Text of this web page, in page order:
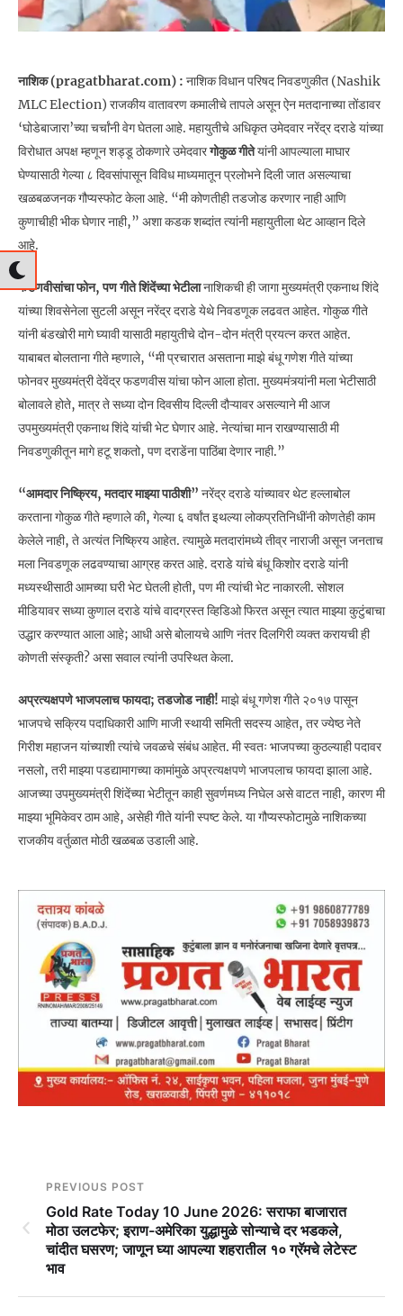
नाशिक (pragatbharat.com) : नाशिक विधान परिषद निवडणुकीत (Nashik
MLC Election) राजकीय वातावरण कमालीचे तापले असून ऐन मतदानाच्या तोंडावर
‘घोडेबाजारा’च्या चर्चांनी वेग घेतला आहे. महायुतीचे अधिकृत उमेदवार नरेंद्र दराडे यांच्या
विरोधात अपक्ष म्हणून शड्डू ठोकणारे उमेदवारगोकुळ गीतेयांनी आपल्याला माघार
घेण्यासाठी गेल्या ८ दिवसांपासून विविध माध्यमातून प्रलोभने दिली जात असल्याचा
खळबळजनक गौप्यस्फोट केला आहे. “मी कोणतीही तडजोड करणार नाही आणि
कुणाचीही भीक घेणार नाही,” अशा कडक शब्दांत त्यांनी महायुतीला थेट आव्हान दिले
आहे.
फडणवीसांचा फोन, पण गीते शिंदेंच्या भेटीलानाशिकची ही जागा मुख्यमंत्री एकनाथ शिंदे
यांच्या शिवसेनेला सुटली असून नरेंद्र दराडे येथे निवडणूक लढवत आहेत. गोकुळ गीते
यांनी बंडखोरी मागे घ्यावी यासाठी महायुतीचे दोन-दोन मंत्री प्रयत्न करत आहेत.
याबाबत बोलताना गीते म्हणाले, “मी प्रचारात असताना माझे बंधू गणेश गीते यांच्या
फोनवर मुख्यमंत्री देवेंद्र फडणवीस यांचा फोन आला होता. मुख्यमंत्र्यांनी मला भेटीसाठी
बोलावले होते, मात्र ते सध्या दोन दिवसीय दिल्ली दौऱ्यावर असल्याने मी आज
उपमुख्यमंत्री एकनाथ शिंदे यांची भेट घेणार आहे. नेत्यांचा मान राखण्यासाठी मी
निवडणुकीतून मागे हटू शकतो, पण दराडेंना पाठिंबा देणार नाही.”
“आमदार निष्क्रिय, मतदार माझ्या पाठीशी” नरेंद्र दराडे यांच्यावर थेट हल्लाबोल
करताना गोकुळ गीते म्हणाले की, गेल्या ६ वर्षांत इथल्या लोकप्रतिनिधींनी कोणतेही काम
केलेले नाही, ते अत्यंत निष्क्रिय आहेत. त्यामुळे मतदारांमध्ये तीव्र नाराजी असून जनताच
मला निवडणूक लढवण्याचा आग्रह करत आहे. दराडे यांचे बंधू किशोर दराडे यांनी
मध्यस्थीसाठी आमच्या घरी भेट घेतली होती, पण मी त्यांची भेट नाकारली. सोशल
मीडियावर सध्या कुणाल दराडे यांचे वादग्रस्त व्हिडिओ फिरत असून त्यात माझ्या कुटुंबाचा
उद्धार करण्यात आला आहे; आधी असे बोलायचे आणि नंतर दिलगिरी व्यक्त करायची ही
कोणती संस्कृती? असा सवाल त्यांनी उपस्थित केला.
अप्रत्यक्षपणे भाजपलाच फायदा; तडजोड नाही! माझे बंधू गणेश गीते २०१७ पासून
भाजपचे सक्रिय पदाधिकारी आणि माजी स्थायी समिती सदस्य आहेत, तर ज्येष्ठ नेते
गिरीश महाजन यांच्याशी त्यांचे जवळचे संबंध आहेत. मी स्वतः भाजपच्या कुठल्याही पदावर
नसलो, तरी माझ्या पडद्यामागच्या कामांमुळे अप्रत्यक्षपणे भाजपलाच फायदा झाला आहे.
आजच्या उपमुख्यमंत्री शिंदेंच्या भेटीतून काही सुवर्णमध्य निघेल असे वाटत नाही, कारण मी
माझ्या भूमिकेवर ठाम आहे, असेही गीते यांनी स्पष्ट केले. या गौप्यस्फोटामुळे नाशिकच्या
राजकीय वर्तुळात मोठी खळबळ उडाली आहे.
PREVIOUS POST
Gold Rate Today 10 June 2026: सराफा बाजारात
मोठा उलटफेर; इराण-अमेरिका युद्धामुळे सोन्याचे दर भडकले,
चांदीत घसरण; जाणून घ्या आपल्या शहरातील १० ग्रॅमचे लेटेस्ट
भाव